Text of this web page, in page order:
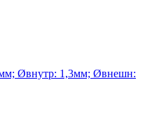
Øвнутр: 1,3мм; Øвнешн: